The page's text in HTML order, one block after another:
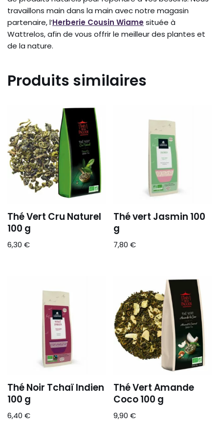
travaillons main dans la main avec notre magasin
partenaire, l’Herberie Cousin Wiamesituée à
Wattrelos, afin de vous offrir le meilleur des plantes et
de la nature.
Produits similaires
Thé Vert Cru Naturel
100 g
6,30 €
Thé vert Jasmin 100
g
7,80€
Thé Noir Tchaï Indien
100 g
6,40 €
Thé Vert Amande
Coco 100 g
9,90€